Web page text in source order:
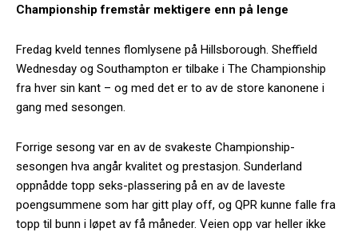
Championship fremstår mektigere enn på lenge
Fredag kveld tennes flomlysene på Hillsborough. Sheffield
Wednesday og Southampton er tilbake i The Championship
fra hver sin kant – og med det er to av de store kanonene i
gang med sesongen.
Forrige sesong var en av de svakeste Championship-
sesongen hva angår kvalitet og prestasjon. Sunderland
oppnådde topp seks-plassering på en av de laveste
poengsummene som har gitt play off, og QPR kunne falle fra
topp til bunn i løpet av få måneder. Veien opp var heller ikke